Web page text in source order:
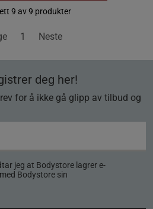
9 av 9 produkter
1 Neste
deg her!
for å ikke gå glipp av tilbud og
jeg at Bodystore lagrer e-
Bodystore sin